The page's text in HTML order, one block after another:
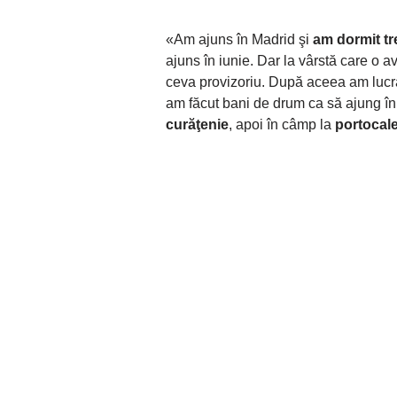
«Am ajuns în Madrid şi am dormit
ajuns în iunie. Dar la vârstă care o
ceva provizoriu. După aceea am
am făcut bani de drum ca să ajung
curăţenie, apoi în câmp la